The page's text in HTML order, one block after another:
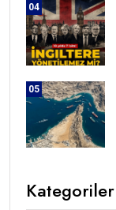
04
05
Kategoriler